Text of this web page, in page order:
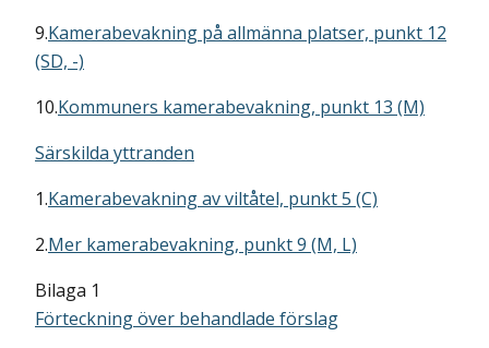
9.Kamerabevakning på allmänna platser, punkt 12
(SD, -)
10.Kommuners kamerabevakning, punkt 13 (M)
Särskilda yttranden
1.Kamerabevakning av viltåtel, punkt 5 (C)
2.Mer kamerabevakning, punkt 9 (M, L)
Bilaga 1
Förteckning över behandlade förslag